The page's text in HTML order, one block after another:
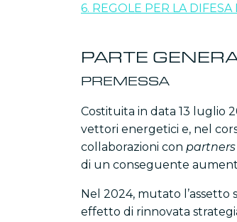
6. REGOLE PER LA
PARTE
PREMESSA
Costituita in data 13 luglio
vettori energetici e, nel
collaborazioni con partners
di un conseguente
Nel 2024, mutato l’assetto
effetto di rinnovata